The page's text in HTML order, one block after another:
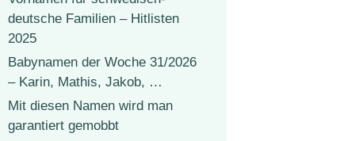
deutsche Familien – Hitlisten
2025
Babynamen der Woche 31/2026
– Karin, Mathis, Jakob, …
Mit diesen Namen wird man
garantiert gemobbt